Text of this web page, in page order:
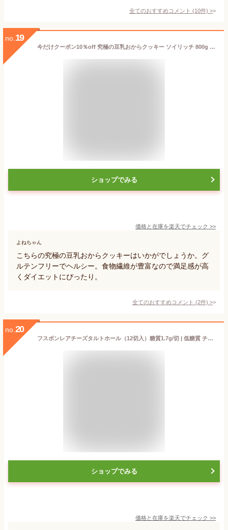
全てのおすすめコメント (10件) >
no. 19
今だけクーポン10％off 究極の豆乳おからクッキー ソイリッチ 800g おから100％ グルテンフリー 発酵バター 豆乳 おから クッキー ダイエットクッキー ヘルシースイーツ 蒲屋忠兵衛商店 ビードットラボ ビーラボ
ショップでみる
価格と在庫を楽天でチェック >>
よねちゃん
こちらの究極の豆乳おからクッキーはいかがでしょうか。グ
ルテンフリーでヘルシー。食物繊維が豊富なので満足感が高
くダイエットにぴったり。
全てのおすすめコメント (2件) >
no. 20
フスボンレアチーズタルトホール（12切入）糖質1.7g/切 | 低糖質 チーズケーキ お菓子 スイーツ 低糖質おやつ 糖質制限 チーズケーキ ロカボ 糖質オフ フスボン 無添加 高タンパク 食品 手作り ケトジェニックダイエット 天然甘味料のみ使用 ギフト 高級 取り寄せ のし 冷凍
ショップでみる
価格と在庫を楽天でチェック >>